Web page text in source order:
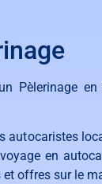
Pèlerinage
autocaristesloc
voyage en autoc
et offres surle